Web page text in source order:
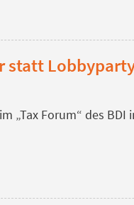
statt
„Tax Forum“ des BDI